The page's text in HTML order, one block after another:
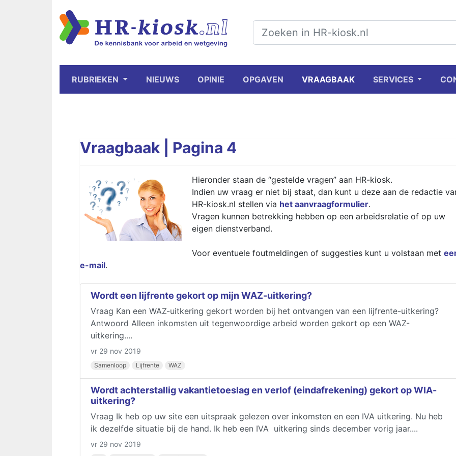
RUBRIEKEN NIEUWS OPINIE OPGAVEN VRAAGBAAK SERVICES
Vraagbaak | Pagina 4
Hieronder staan de “gestelde vragen” aan HR-kiosk.
Indien uw vraag er niet bij staat, dan kunt u deze aan de redactie
HR-kiosk.nl stellen via het aanvraagformulier.
Vragen kunnen betrekking hebben op een arbeidsrelatie of op uw
eigen dienstverband.
Voor eventuele foutmeldingen of suggesties kunt u volstaan met
e-mail.
Wordt een lijfrente gekort op mijn WAZ-uitkering?
Vraag Kan een WAZ-uitkering gekort worden bij het ontvangen van een lijfrente-uitkering?
Antwoord Alleen inkomsten uit tegenwoordige arbeid worden gekort op een WAZ-
uitkering....
vr 29 nov 2019
Samenloop Lijfrente WAZ
Wordt achterstallig vakantietoeslag en verlof (eindafrekening) gekort op WIA-
uitkering?
Vraag Ik heb op uw site een uitspraak gelezen over inkomsten en een IVA uitkering. Nu heb
ik dezelfde situatie bij de hand. Ik heb een IVA uitkering sinds december vorig jaar....
vr 29 nov 2019